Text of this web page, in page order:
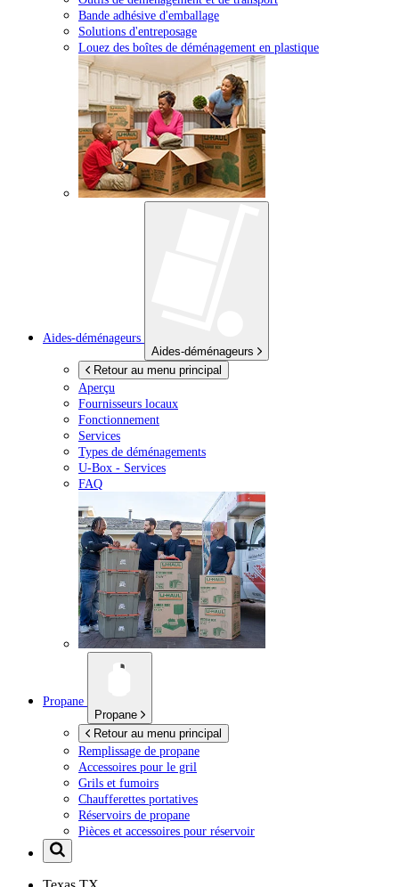
Bande adhésive d'emballage
Solutions d'entreposage
Louez des boîtes de déménagement en plastique
Aides-déménageurs
Aides-déménageurs
Retour au menu principal
Aperçu
Fournisseurs locaux
Fonctionnement
Services
Types de déménagements
U-Box - Services
FAQ
Propane
Propane
Retour au menu principal
Remplissage de propane
Accessoires pour le gril
Grils et fumoirs
Chaufferettes portatives
Réservoirs de propane
Pièces et accessoires pour réservoir